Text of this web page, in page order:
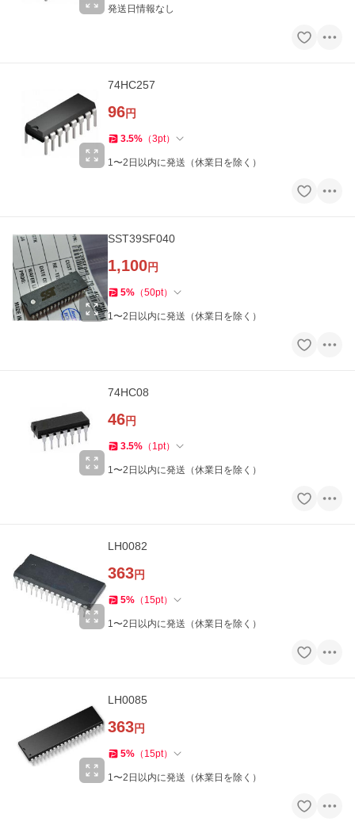
発送日情報なし
74HC257
96円
3.5% （3pt）
1〜2日以内に発送（休業日を除く）
SST39SF040
1,100円
5% （50pt）
1〜2日以内に発送（休業日を除く）
74HC08
46円
3.5% （ 1pt）
1〜2日以内に発送（休業日を除く）
LH0082
363円
5% （ 15pt）
1〜2日以内に発送（休業日を除く）
LH0085
363円
5% （ 15pt）
1〜2日以内に発送（休業日を除く）